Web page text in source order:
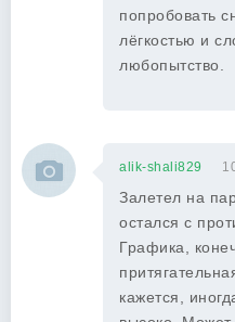
попробовать
лёгкостью и
любопытство.
alik-shali829
Залетел на
остался с
Графика,
кажется,